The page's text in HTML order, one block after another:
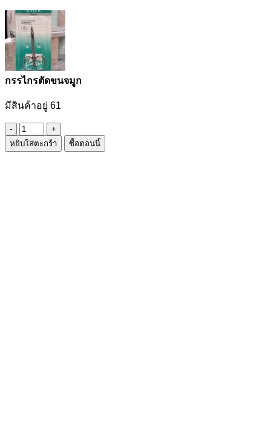
กรรไกรตัดขนจมูก
มีสินค้าอยู่ 61
จำนวน
กรรไกร
หยิบใส่ตะกร้า ซื้อตอนนี้